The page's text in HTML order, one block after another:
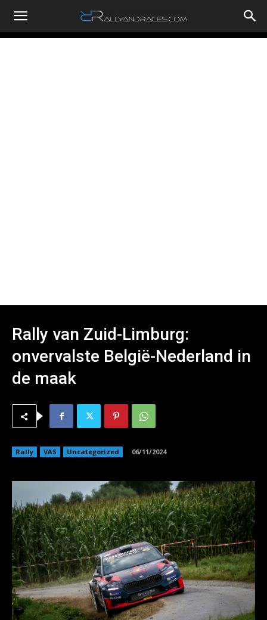
RallyandRaces.com
Rally van Zuid-Limburg:
onvervalste België-Nederland in
de maak
Rally VAS Uncategorized 06/11/2024